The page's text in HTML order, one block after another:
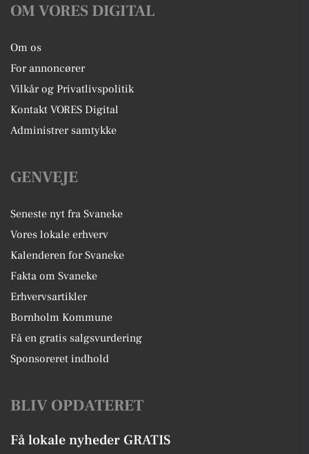
OM VORES DIGITAL
Om os
For annoncører
Vilkår og Privatlivspolitik
Kontakt VORES Digital
Administrer samtykke
GENVEJE
Seneste nyt fra Svaneke
Vores lokale erhverv
Kalenderen for Svaneke
Fakta om Svaneke
Erhvervsartikler
Bornholm Kommune
Få en gratis salgsvurdering
Sponsoreret indhold
BLIV OPDATERET
Få lokale nyheder GRATIS